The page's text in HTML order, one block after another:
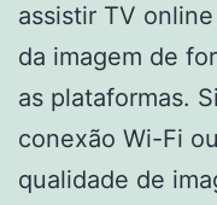
assistir TV
da imagem de
as plataformas.
conexão Wi-Fi
qualidade de